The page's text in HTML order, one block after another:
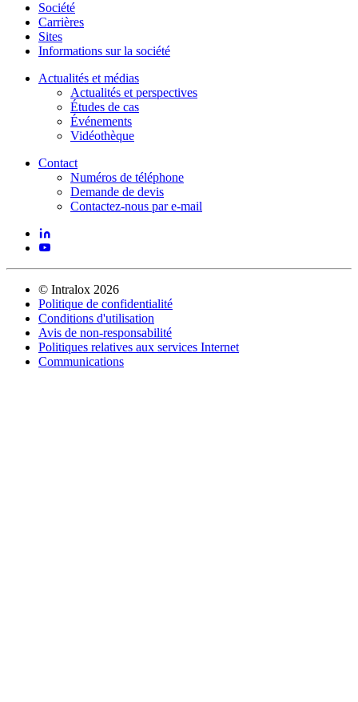
Société
Carrières
Sites
Informations sur la société
Actualités et médias
Actualités et perspectives
Études de cas
Événements
Vidéothèque
Contact
Numéros de téléphone
Demande de devis
Contactez-nous par e-mail
© Intralox 2026
Politique de confidentialité
Conditions d'utilisation
Avis de non-responsabilité
Politiques relatives aux services Internet
Communications